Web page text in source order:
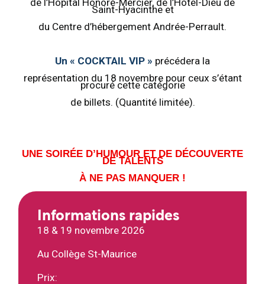
de l’Hôpital Honoré-Mercier, de l’Hôtel-Dieu de
Saint-Hyacinthe et
du Centre d’hébergement Andrée-Perrault.
Un « COCKTAIL VIP » précédera la
représentation du 18 novembre pour ceux s’étant
procuré cette catégorie
de billets. (Quantité limitée).
UNE SOIRÉE D’HUMOUR ET DE DÉCOUVERTE
DE TALENTS
À NE PAS MANQUER !
Informations rapides
18 & 19 novembre 2026
Au Collège St-Maurice
Prix: